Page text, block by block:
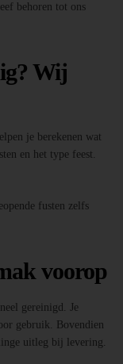
behoren tot ons
Wij
je berekenen wat
en het type feest.
fusten zelfs
voorop
gereinigd. Je
gebruik. Bovendien
uitleg bij levering.